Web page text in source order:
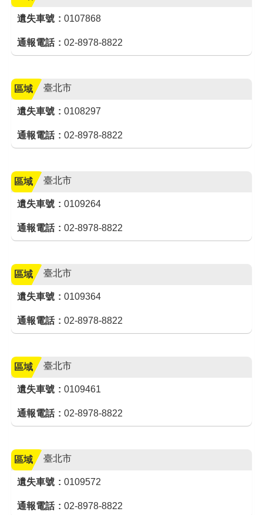
遺失車號 0107868
通報電話 02-8978-8822
區域 臺北市
遺失車號 0108297
通報電話 02-8978-8822
區域 臺北市
遺失車號 0109264
通報電話 02-8978-8822
區域 臺北市
遺失車號 0109364
通報電話 02-8978-8822
區域 臺北市
遺失車號 0109461
通報電話 02-8978-8822
區域 臺北市
遺失車號 0109572
通報電話 02-8978-8822